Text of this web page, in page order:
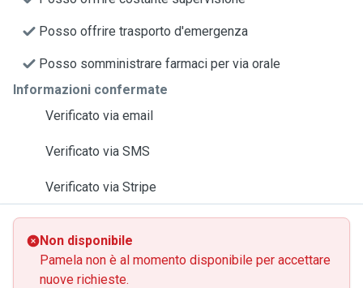
Posso offrire trasporto d'emergenza
Posso somministrare farmaci per via orale
Informazioni confermate
Verificato via email
Verificato via SMS
Verificato via Stripe
Non disponibile
Pamela non è al momento disponibile per accettare
nuove richieste.